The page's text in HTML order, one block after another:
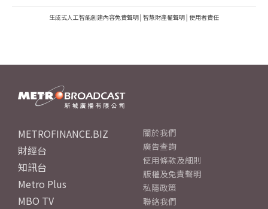
生成式人工智能創建內容免責聲明 | 智慧財產權聲明 | 使用者責任
METROFINANCE.BIZ
財經台
知訊台
Metro Plus
MBO TV
關於我們
廣告查詢
使用條款及細則
版權及免責聲明
私隱政策
聯絡我們